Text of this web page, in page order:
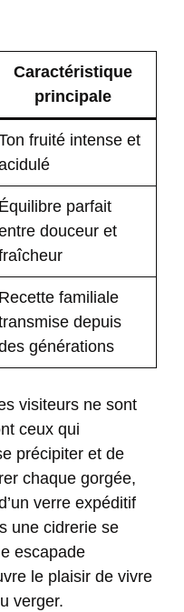
Caractéristique
principale
fruité intense et
Équilibre parfait
douceur et
Recette familiale
depuis
générations
visiteurs ne sont
ceux qui
précipiter et de
chaque gorgée,
verre expéditif
une cidrerie se
escapade
le plaisir de vivre
verger.